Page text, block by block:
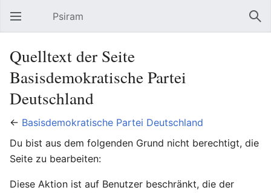
Hauptmenü öffnen Psiram
Quelltext der Seite
Basisdemokratische Partei
Deutschland
← Basisdemokratische Partei Deutschland
Du bist aus dem folgenden Grund nicht berechtigt, die
Seite zu bearbeiten:
Diese Aktion ist auf Benutzer beschränkt, die der